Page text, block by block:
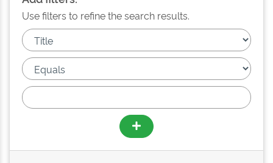
Use filters to refine the search results.